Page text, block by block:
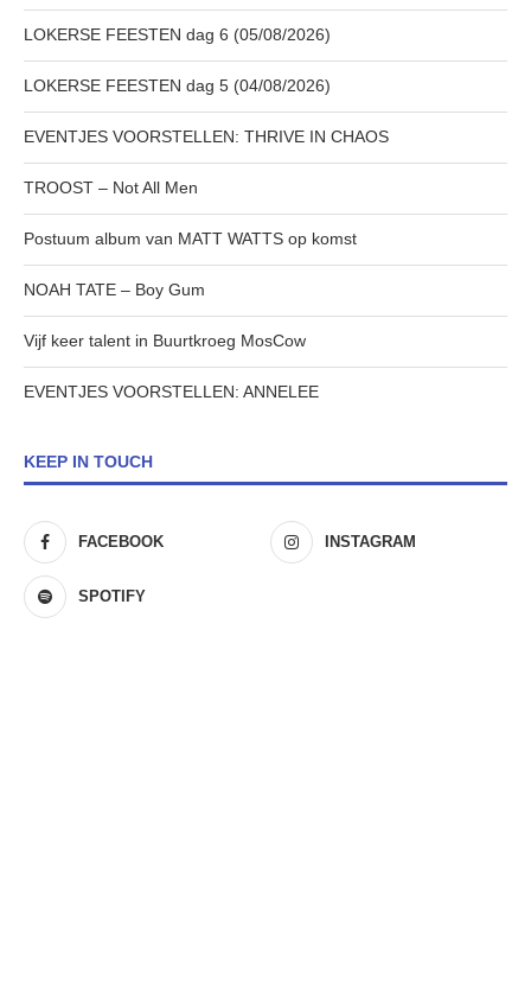
LOKERSE FEESTEN dag 6 (05/08/2026)
LOKERSE FEESTEN dag 5 (04/08/2026)
EVENTJES VOORSTELLEN: THRIVE IN CHAOS
TROOST – Not All Men
Postuum album van MATT WATTS op komst
NOAH TATE – Boy Gum
Vijf keer talent in Buurtkroeg MosCow
EVENTJES VOORSTELLEN: ANNELEE
KEEP IN TOUCH
FACEBOOK INSTAGRAM
SPOTIFY